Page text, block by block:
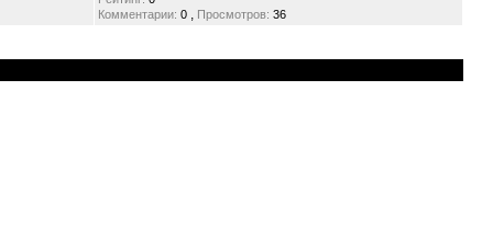
Комментарии: 0 , Просмотров: 36